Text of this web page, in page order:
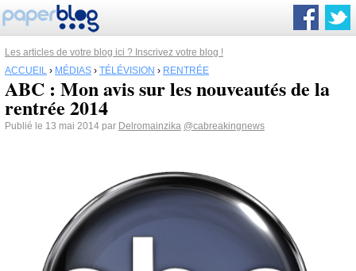
Les articles de votre blog ici ? Inscrivez votre blog !
ACCUEIL › MÉDIAS › TÉLÉVISION › RENTRÉE
ABC : Mon avis sur les nouveautés de la
rentrée 2014
Publié le 13 mai 2014 par Delromainzika @cabreakingnews